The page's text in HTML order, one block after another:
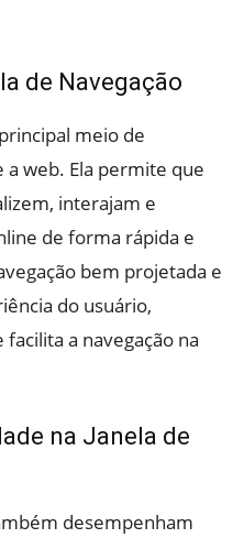
de Navegação
meio de
web. Ela permite que
interajam e
de forma rápida e
bem projetada e
do usuário,
a navegação na
na Janela de
desempenham